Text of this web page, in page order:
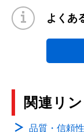
よくあ
関連リ
品質・信頼